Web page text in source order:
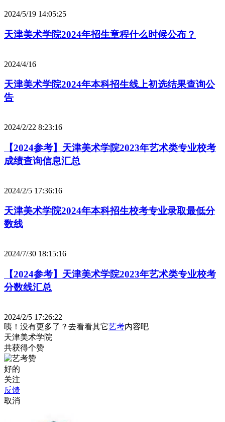
2024/5/19 14:05:25
天津美术学院2024年招生章程什么时候公布？
2024/4/16
天津美术学院2024年本科招生线上初选结果查询公
告
2024/2/22 8:23:16
【2024参考】天津美术学院2023年艺术类专业校考
成绩查询信息汇总
2024/2/5 17:36:16
天津美术学院2024年本科招生校考专业录取最低分
数线
2024/7/30 18:15:16
【2024参考】天津美术学院2023年艺术类专业校考
分数线汇总
2024/2/5 17:26:22
咦！没有更多了？去看看其它艺考内容吧
天津美术学院
共获得个赞
好的
关注
反馈
取消